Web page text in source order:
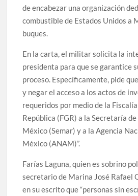
de encabezar una organización
combustible de Estados Unidos a
buques.
En la carta, el militar solicita la
presidenta para que se garantice
proceso. Específicamente, pide
y negar el acceso a los actos de
requeridos por medio de la
República (FGR) a la Secretaría
México (Semar) y a la Agencia
México (ANAM)”.
Farías Laguna, quien es sobrino
secretario de Marina José Rafael
en su escrito que “personas sin